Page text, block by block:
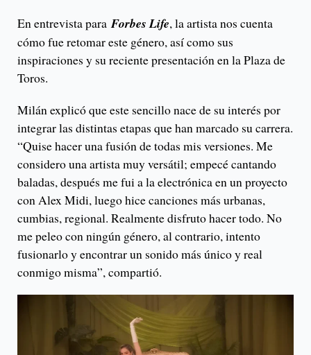
En entrevista paraForbes Life, la artista nos cuenta
cómo fue retomar este género, así como sus
inspiraciones y su reciente presentación en la Plaza de
Toros.
Milán explicó que este sencillo nace de su interés por
integrar las distintas etapas que han marcado su carrera.
“Quise hacer una fusión de todas mis versiones. Me
considero una artista muy versátil; empecé cantando
baladas, después me fui a la electrónica en un proyecto
con Alex Midi, luego hice canciones más urbanas,
cumbias, regional. Realmente disfruto hacer todo. No
me peleo con ningún género, al contrario, intento
fusionarlo y encontrar un sonido más único y real
conmigo misma”, compartió.